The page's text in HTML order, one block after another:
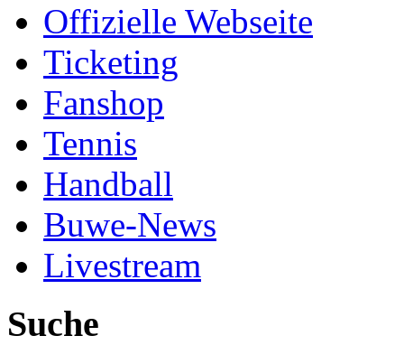
Offizielle Webseite
Ticketing
Fanshop
Tennis
Handball
Buwe-News
Livestream
Suche